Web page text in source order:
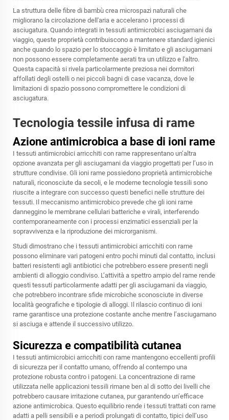
La struttura delle fibre di bambù crea microspazi naturali che
migliorano la circolazione dell'aria e accelerano i processi di
asciugatura. Quando integrati in tessuti antimicrobici asciugamani da
viaggio, queste proprietà contribuiscono a mantenere standard igienici
anche quando lo spazio per lo stoccaggio è limitato e gli asciugamani
non possono essere completamente aerati tra un utilizzo e l'altro.
Questa capacità si rivela particolarmente preziosa nei dormitori
affollati degli ostelli o nei piccoli bagni di case vacanza, dove le
limitazioni di spazio possono compromettere le condizioni di
asciugatura.
Tecnologia tessile infusa di rame
Azione antimicrobica a base di ioni rame
I tessuti antimicrobici arricchiti con rame rappresentano un’altra
opzione avanzata per gli asciugamani da viaggio progettati per l’uso in
strutture condivise. Gli ioni rame possiedono proprietà antimicrobiche
naturali, riconosciute da secoli, e le moderne tecnologie tessili sono
riuscite a integrare con successo questi benefici nelle strutture dei
tessuti. Il meccanismo antimicrobico prevede che gli ioni rame
danneggino le membrane cellulari batteriche e virali, interferendo
contemporaneamente con i processi enzimatici essenziali per la
sopravvivenza e la riproduzione dei microrganismi.
Studi dimostrano che i tessuti antimicrobici arricchiti con rame
possono eliminare vari patogeni entro pochi minuti dal contatto, inclusi
batteri resistenti agli antibiotici che potrebbero essere presenti negli
ambienti di alloggio condiviso. L’attività a spettro ampio del rame rende
questi tessuti particolarmente adatti per gli asciugamani da viaggio,
che potrebbero incontrare sfide microbiche sconosciute in diverse
località geografiche e tipologie di alloggi. Il rilascio continuo di ioni
rame garantisce una protezione costante anche mentre l’asciugamano
si asciuga e attende il successivo utilizzo.
Sicurezza e compatibilità cutanea
I tessuti antimicrobici arricchiti con rame mantengono eccellenti profili
di sicurezza per il contatto umano, offrendo al contempo una
protezione robusta contro i patogeni. La concentrazione di rame
utilizzata nelle applicazioni tessili rimane ben al di sotto dei livelli che
potrebbero causare irritazione cutanea, pur garantendo un’efficace
azione antimicrobica. Questo equilibrio rende i tessuti trattati con rame
adatti a pelli sensibili e a periodi prolungati di contatto, tipici dell’uso